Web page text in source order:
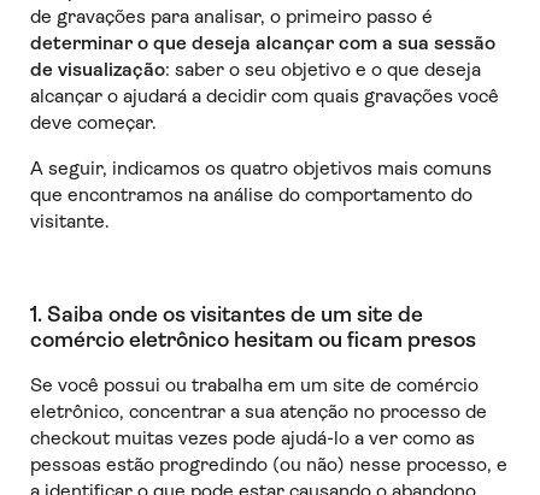
de gravações para analisar, o primeiro passo é
determinar o que deseja alcançar com a sua sessão
de visualização: saber o seu objetivo e o que deseja
alcançar o ajudará a decidir com quais gravações você
deve começar.
A seguir, indicamos os quatro objetivos mais comuns
que encontramos na análise do comportamento do
visitante.
1. Saiba onde os visitantes de um site de
comércio eletrônico hesitam ou ficam presos
Se você possui ou trabalha em um site de comércio
eletrônico, concentrar a sua atenção no processo de
checkout muitas vezes pode ajudá-lo a ver como as
pessoas estão progredindo (ou não) nesse processo, e